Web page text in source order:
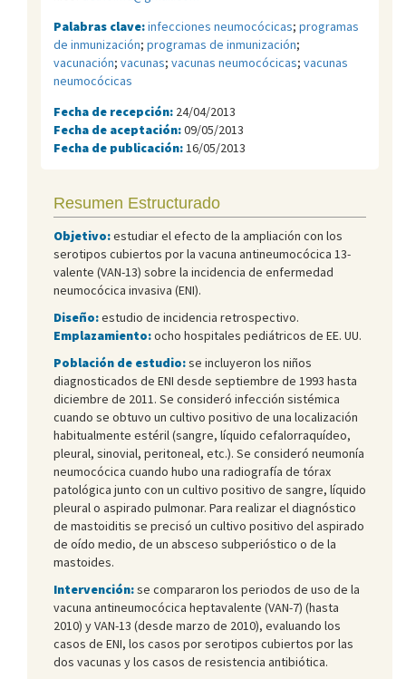
Palabras clave:infecciones neumocócicas; programas
de inmunización; programas de inmunización;
vacunación; vacunas; vacunas neumocócicas; vacunas
neumocócicas
Fecha de recepción: 24/04/2013
Fecha de aceptación:09/05/2013
Fecha de publicación: 16/05/2013
Resumen Estructurado
Objetivo:estudiar el efecto de la ampliación con los
serotipos cubiertos por la vacuna antineumocócica 13-
valente (VAN-13) sobre la incidencia de enfermedad
neumocócica invasiva (ENI).
Diseño:estudio de incidencia retrospectivo.
Emplazamiento:ocho hospitales pediátricos de EE. UU.
Población de estudio:se incluyeron los niños
diagnosticados de ENI desde septiembre de 1993 hasta
diciembre de 2011. Se consideró infección sistémica
cuando se obtuvo un cultivo positivo de una localización
habitualmente estéril (sangre, líquido cefalorraquídeo,
pleural, sinovial, peritoneal, etc.). Se consideró neumonía
neumocócica cuando hubo una radiografía de tórax
patológica junto con un cultivo positivo de sangre, líquido
pleural o aspirado pulmonar. Para realizar el diagnóstico
de mastoiditis se precisó un cultivo positivo del aspirado
de oído medio, de un absceso subperióstico o de la
mastoides.
Intervención:se compararon los periodos de uso de la
vacuna antineumocócica heptavalente (VAN-7) (hasta
2010) y VAN-13 (desde marzo de 2010), evaluando los
casos de ENI, los casos por serotipos cubiertos por las
dos vacunas y los casos de resistencia antibiótica.